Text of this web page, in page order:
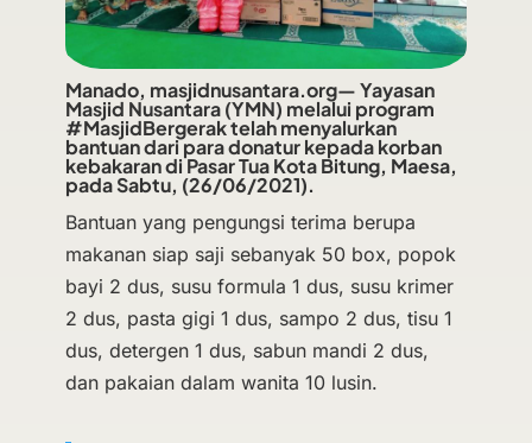
Manado, masjidnusantara.org— Yayasan
Masjid Nusantara (YMN) melalui program
#MasjidBergerak telah menyalurkan
bantuan dari para donatur kepada korban
kebakaran di Pasar Tua Kota Bitung, Maesa,
pada Sabtu, (26/06/2021).
Bantuan yang pengungsi terima berupa
makanan siap saji sebanyak 50 box, popok
bayi 2 dus, susu formula 1 dus, susu krimer
2 dus, pasta gigi 1 dus, sampo 2 dus, tisu 1
dus, detergen 1 dus, sabun mandi 2 dus,
dan pakaian dalam wanita 10 lusin.